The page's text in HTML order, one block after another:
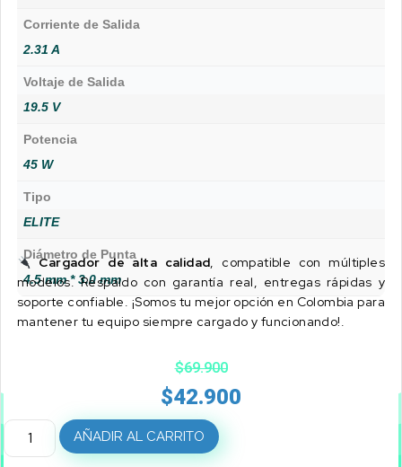
Corriente de Salida
2.31 A
Voltaje de Salida
19.5 V
Potencia
45 W
Tipo
ELITE
Diámetro de Punta
4.5 mm * 3.0 mm
Cargador de alta calidad, compatible con múltiples
modelos. Respaldo con garantía real, entregas rápidas y
soporte confiable. ¡Somos tu mejor opción en Colombia para
mantener tu equipo siempre cargado y funcionando!.
$69.900
$42.900
AÑADIR AL CARRITO